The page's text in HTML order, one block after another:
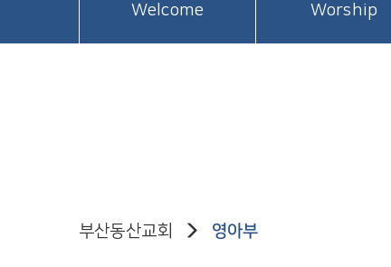
Welcome
Worship
부산동산교회 영아부